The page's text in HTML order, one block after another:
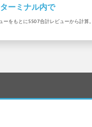
ターミナル内で
ーをもとに5507合計レビューから計算。